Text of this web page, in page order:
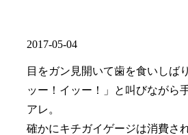
2017-05-04
目をガン見開いて歯を食いしば
ッー！イッー！」と叫びながら
アレ。
確かにキチガイゲージは消費さ